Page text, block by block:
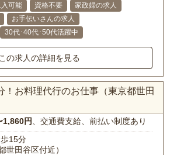
可能 資格不要
家政婦の求人
お手伝いさんの求人
30代･40代･50代活躍中
この求人の詳細を見る
！お料理代行のお仕事（東京都世田
1,860円 、交通費支給、前払い制度あり
15分
世田谷区付近）